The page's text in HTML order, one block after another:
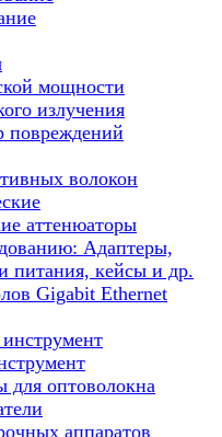
мощности
излучения
повреждений
волокон
аттенюаторы
Адаптеры,
питания, кейсы и др.
Gigabit Ethernet
для оптоволокна
аппаратов